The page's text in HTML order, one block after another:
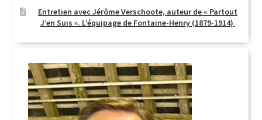
Entretien avec Jérôme Verschoote, auteur de « Partout
J’en Suis ». L’équipage de Fontaine-Henry (1879-1914)